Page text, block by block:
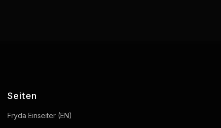
Seiten
Fryda Einseiter (EN)